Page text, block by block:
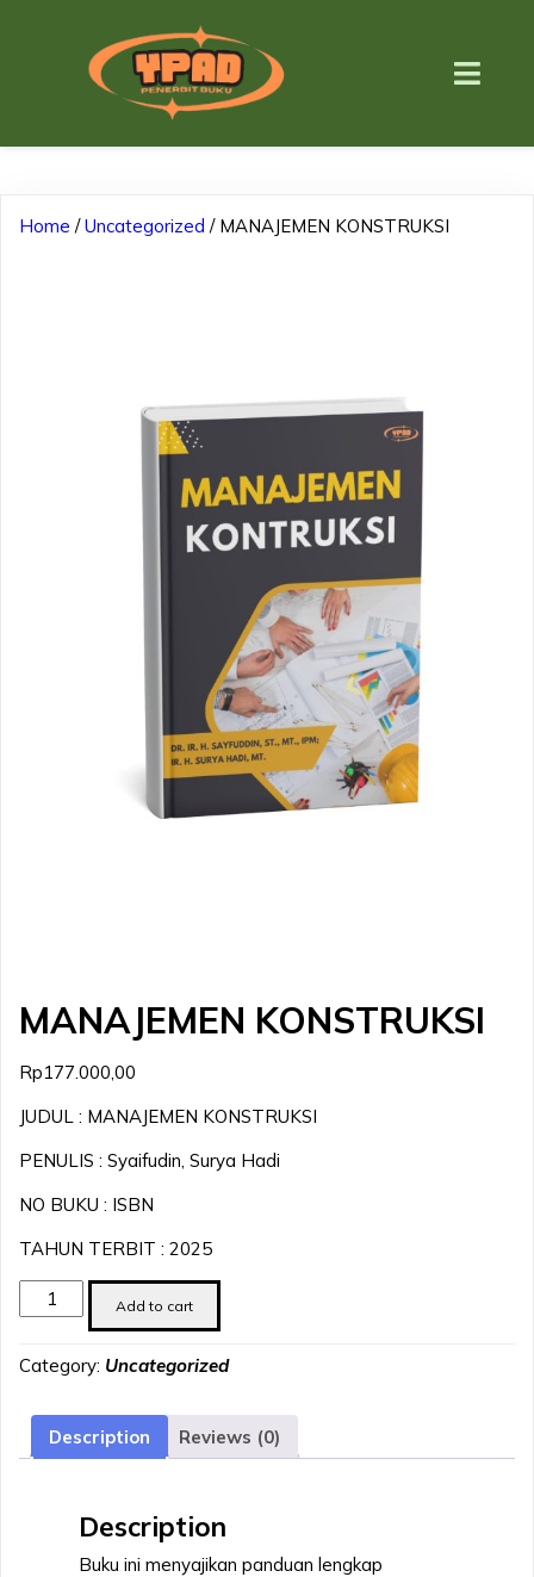
Home /Uncategorized / MANAJEMEN KONSTRUKSI
MANAJEMEN KONSTRUKSI
Rp177.000,00
JUDUL : MANAJEMEN KONSTRUKSI
PENULIS : Syaifudin, Surya Hadi
NO BUKU : ISBN
TAHUN TERBIT : 2025
MANAJEMEN
KONSTRUKSI
Add to cart
Category: Uncategorized
Description Reviews (0)
Description
Buku ini menyajikan panduan lengkap